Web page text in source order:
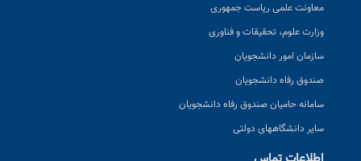
معاونت علمی ریاست جمهوری
وزارت علوم، تحقیقات و فناوری
سازمان امور دانشجویان
صندوق رفاه دانشجویان
سامانه حامیان صندوق رفاه دانشجویان
سایر دانشگاههای دولتی